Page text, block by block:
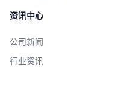
资讯中心
公司新闻
行业资讯